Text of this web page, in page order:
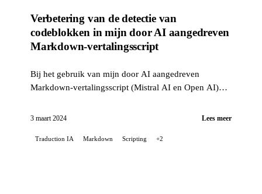
Verbetering van de detectie van
codeblokken in mijn door AI aangedreven
Markdown-vertalingsscript
Bij het gebruik van mijn door AI aangedreven
Markdown-vertalingsscript (Mistral AI en Open AI)
op GitLab, kwam ik ...
3 maart 2024 Lees meer
Traduction IA Markdown Scripting +2